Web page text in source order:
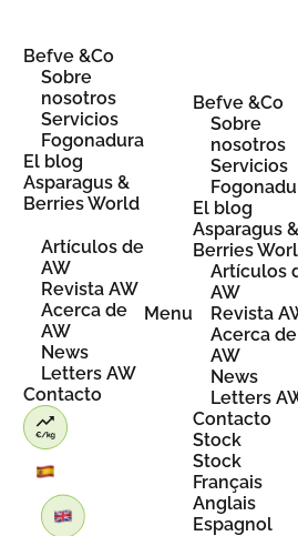
Befve &Co
Sobre
nosotros
Servicios
Fogonadura
El blog
Asparagus &
Berries World
Artículos de
AW
Revista AW
Acerca de
AW
News
Letters AW
Contacto
Menu
Befve &Co
Sobre
nosotros
Servicios
El blog
Asparagus
Berries
Artículos
AW
Revista
Acerca de
AW
News
Letters
Contacto
Stock
Stock
Français
Anglais
Espagnol